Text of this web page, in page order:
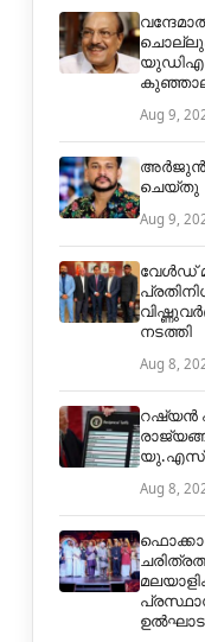
Aug 9,
അർജുൻ
ചെയ്തു
Aug 9,
വേൾഡ്
നടത്തി
Aug 8,
റഷ്യൻ
യു.എസ്
Aug 8,